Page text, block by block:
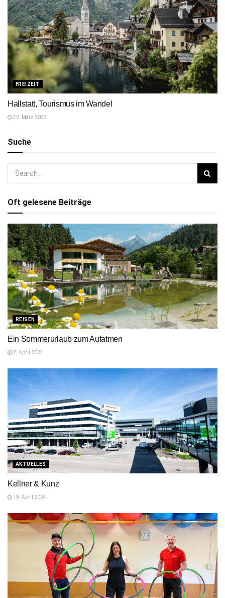
FREIZEIT
Hallstatt, Tourismus im Wandel
30. März 2022
Suche
Oft gelesene Beiträge
REISEN
Ein Sommerurlaub zum Aufatmen
2. April 2024
AKTUELLES
Kellner & Kunz
19. April 2024